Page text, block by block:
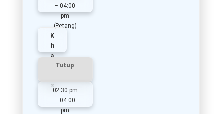
– 04:00
pm
(Petang)
K
h
a
s
Tutup
02:30 pm
– 04:00
pm